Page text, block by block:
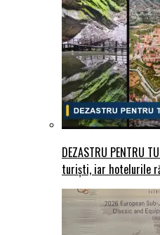
DEZASTRU PENTRU
turiști, iar hotelurile